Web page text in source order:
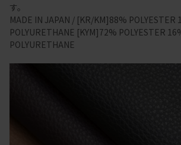
す。
MADE IN JAPAN / [KR/KM]88% POLYESTER
POLYURETHANE [KYM]72% POLYESTER
POLYURETHANE